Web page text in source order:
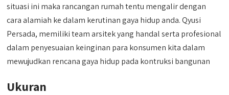
situasi ini maka rancangan rumah tentu mengalir dengan
cara alamiah ke dalam kerutinan gaya hidup anda. Qyusi
Persada, memiliki team arsitek yang handal serta profesional
dalam penyesuaian keinginan para konsumen kita dalam
mewujudkan rencana gaya hidup pada kontruksi bangunan
Ukuran